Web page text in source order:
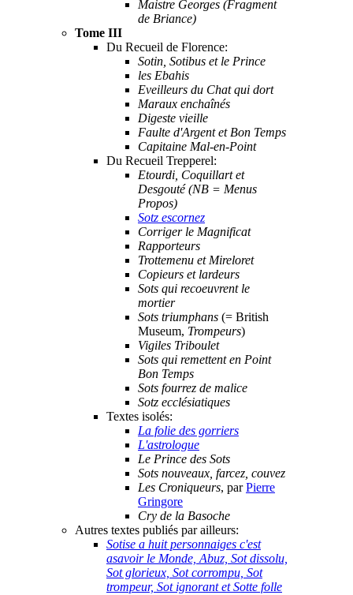
Maistre Georges (Fragment
de Briance)
Tome III
Du Recueil de Florence:
Sotin, Sotibus et le Prince
les Ebahis
Eveilleurs du Chat qui dort
Maraux enchaînés
Digeste vieille
Faulte d'Argent et Bon Temps
Capitaine Mal-en-Point
Du Recueil Trepperel:
Etourdi, Coquillart et
Desgouté (NB = Menus
Propos)
Sotz escornez
Corriger le Magnificat
Rapporteurs
Trottemenu et Mireloret
Copieurs et lardeurs
Sots qui recoeuvrent le
mortier
Sots triumphans (= British
Museum, Trompeurs)
Vigiles Triboulet
Sots qui remettent en Point
Bon Temps
Sots fourrez de malice
Sotz ecclésiatiques
Textes isolés:
La folie des gorriers
L'astrologue
Le Prince des Sots
Sots nouveaux, farcez, couvez
Les Croniqueurs, parPierre
Gringore
Cry de la Basoche
Autres textes publiés par ailleurs:
Sotise a huit personnaiges c'est
asavoir le Monde, Abuz, Sot dissolu,
Sot glorieux, Sot corrompu, Sot
trompeur, Sot ignorant et Sotte folle